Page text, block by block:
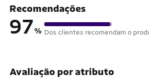
Recomendações
97% Dos clientes recomendam o
Avaliação por atributo